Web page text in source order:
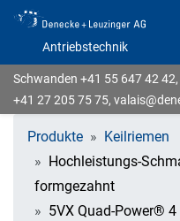
Antriebstechnik
Schwanden +41 55 647 42 42,
+41 27 205 75 75,
Produkte
Keilriemen
Hochleistungs-
formgezahnt
5VX Quad-Power® 4